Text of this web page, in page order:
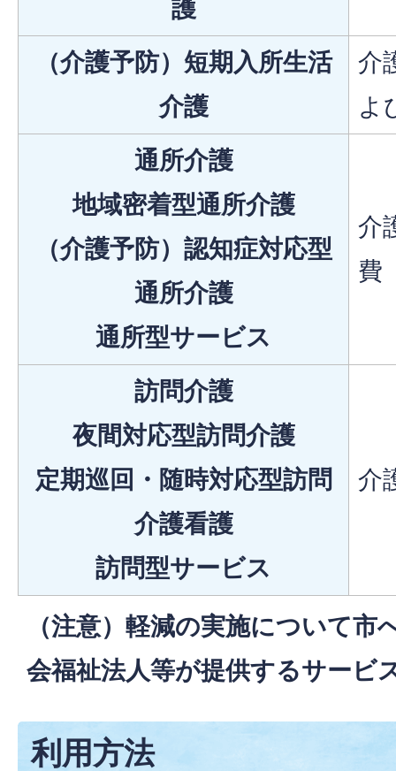
護
（介護予防）短期入所生活
介護
介
よ
通所介護
地域密着型通所介護
（介護予防）認知症対応型
通所介護
通所型サービス
介
費
訪問介護
夜間対応型訪問介護
定期巡回・随時対応型訪問
介護看護
訪問型サービス
介
（注意）軽減の実施について市
会福祉法人等が提供するサービ
利用方法